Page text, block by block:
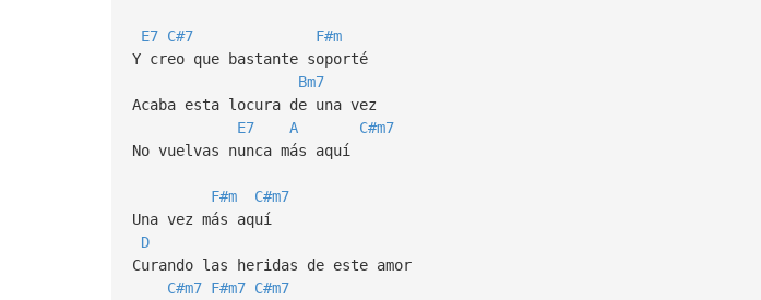
E7 C#7
F#m
Y creo que bastante soporté
Bm7
Acaba esta locura de una vez
E7
A
C#m7
No vuelvas nunca más aquí
F#m
C#m7
Una vez más aquí
D
Curando las heridas de este amor
C#m7 F#m7 C#m7